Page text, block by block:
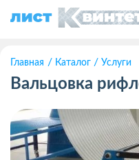
Главная Каталог Услуги
Вальцовка